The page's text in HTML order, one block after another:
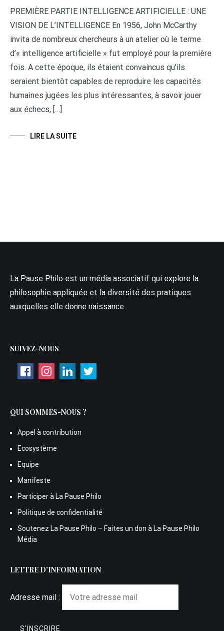
PREMIÈRE PARTIE INTELLIGENCE ARTIFICIELLE : UNE
VISION DE L’INTELLIGENCE En 1956, John McCarthy
invita de nombreux chercheurs à un atelier où le terme
d’« intelligence artificielle » fut employé pour la première
fois. A cette époque, ils étaient convaincus qu’ils
seraient bientôt capables de reproduire les capacités
humaines jugées les plus intéressantes, à savoir jouer
aux échecs, […]
LIRE LA SUITE
La Pause Philo est un média associatif qui explore la
philosophie appliquée et la diversité des pratiques
auxquelles elle donne naissance.
SUIVEZ-NOUS
QUI SOMMES-NOUS ?
Appel à contribution
Ecosystème
Equipe
Manifeste
Participer à La Pause Philo
Politique de confidentialité
Soutenez La Pause Philo – Faites un don à La Pause Philo
Média
LETTRE D’INFORMATION
Adresse mail :